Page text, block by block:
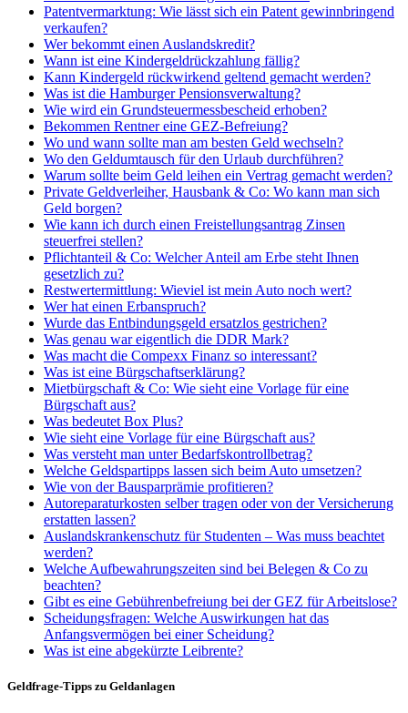
Patentvermarktung: Wie lässt sich ein Patent gewinnbringend
verkaufen?
Wer bekommt einen Auslandskredit?
Wann ist eine Kindergeldrückzahlung fällig?
Kann Kindergeld rückwirkend geltend gemacht werden?
Was ist die Hamburger Pensionsverwaltung?
Wie wird ein Grundsteuermessbescheid erhoben?
Bekommen Rentner eine GEZ-Befreiung?
Wo und wann sollte man am besten Geld wechseln?
Wo den Geldumtausch für den Urlaub durchführen?
Warum sollte beim Geld leihen ein Vertrag gemacht werden?
Private Geldverleiher, Hausbank & Co: Wo kann man sich
Geld borgen?
Wie kann ich durch einen Freistellungsantrag Zinsen
steuerfrei stellen?
Pflichtanteil & Co: Welcher Anteil am Erbe steht Ihnen
gesetzlich zu?
Restwertermittlung: Wieviel ist mein Auto noch wert?
Wer hat einen Erbanspruch?
Wurde das Entbindungsgeld ersatzlos gestrichen?
Was genau war eigentlich die DDR Mark?
Was macht die Compexx Finanz so interessant?
Was ist eine Bürgschaftserklärung?
Mietbürgschaft & Co: Wie sieht eine Vorlage für eine
Bürgschaft aus?
Was bedeutet Box Plus?
Wie sieht eine Vorlage für eine Bürgschaft aus?
Was versteht man unter Bedarfskontrollbetrag?
Welche Geldspartipps lassen sich beim Auto umsetzen?
Wie von der Bausparprämie profitieren?
Autoreparaturkosten selber tragen oder von der Versicherung
erstatten lassen?
Auslandskrankenschutz für Studenten – Was muss beachtet
werden?
Welche Aufbewahrungszeiten sind bei Belegen & Co zu
beachten?
Gibt es eine Gebührenbefreiung bei der GEZ für Arbeitslose?
Scheidungsfragen: Welche Auswirkungen hat das
Anfangsvermögen bei einer Scheidung?
Was ist eine abgekürzte Leibrente?
Geldfrage-Tipps zu Geldanlagen